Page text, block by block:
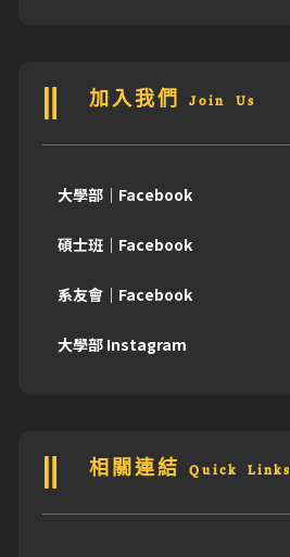
加入我們 Join Us
大學部｜Facebook
碩士班｜Facebook
系友會｜Facebook
大學部 Instagram
相關連結 Quick Links